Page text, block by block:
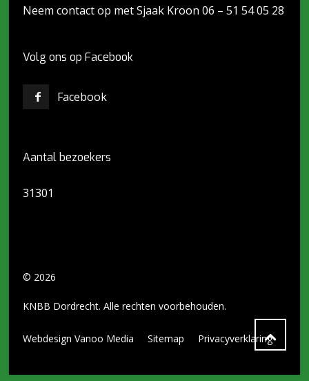
Neem contact op met Sjaak Kroon 06 – 51 54 05 28
Volg ons op Facebook
Facebook
Aantal bezoekers
31301
© 2026
KNBB Dordrecht. Alle rechten voorbehouden.
Webdesign Vanoo Media Sitemap Privacyverklaring